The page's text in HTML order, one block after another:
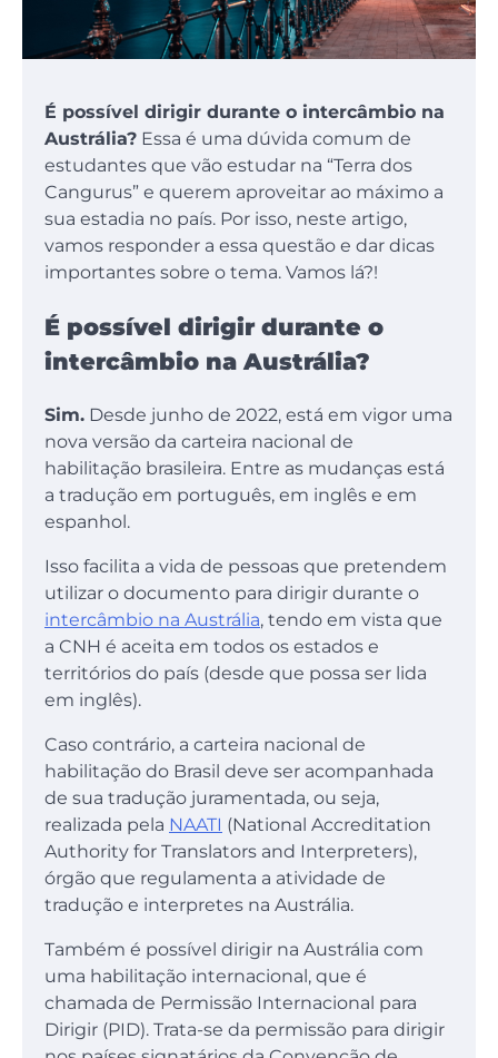
É possível dirigir durante o intercâmbio na
Austrália? Essa é uma dúvida comum de
estudantes que vão estudar na “Terra dos
Cangurus” e querem aproveitar ao máximo a
sua estadia no país. Por isso, neste artigo,
vamos responder a essa questão e dar dicas
importantes sobre o tema. Vamos lá?!
É possível dirigir durante o
intercâmbio na Austrália?
Sim. Desde junho de 2022, está em vigor uma
nova versão da carteira nacional de
habilitação brasileira. Entre as mudanças está
a tradução em português, em inglês e em
espanhol.
Isso facilita a vida de pessoas que pretendem
utilizar o documento para dirigir durante o
intercâmbio na Austrália, tendo em vista que
a CNH é aceita em todos os estados e
territórios do país (desde que possa ser lida
em inglês).
Caso contrário, a carteira nacional de
habilitação do Brasil deve ser acompanhada
de sua tradução juramentada, ou seja,
realizada pela NAATI (National Accreditation
Authority for Translators and Interpreters),
órgão que regulamenta a atividade de
tradução e interpretes na Austrália.
Também é possível dirigir na Austrália com
uma habilitação internacional, que é
chamada de Permissão Internacional para
Dirigir (PID). Trata-se da permissão para dirigir